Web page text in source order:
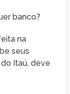
banco?
na
seus
Itaú, deve